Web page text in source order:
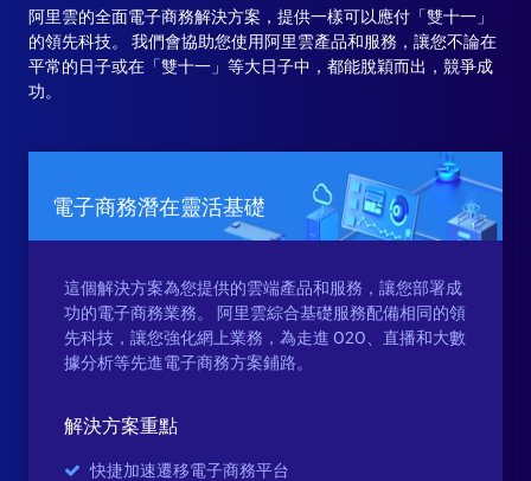
阿里雲的全面電子商務解決方案，提供一樣可以應付「雙十一」
的領先科技。 我們會協助您使用阿里雲產品和服務，讓您不論在
平常的日子或在「雙十一」等大日子中，都能脫穎而出，競爭成
功。
電子商務潛在靈活基礎
這個解決方案為您提供的雲端產品和服務，讓您部署成
功的電子商務業務。 阿里雲綜合基礎服務配備相同的領
先科技，讓您強化網上業務，為走進 O2O、直播和大數
據分析等先進電子商務方案鋪路。
解決方案重點
快捷加速遷移電子商務平台